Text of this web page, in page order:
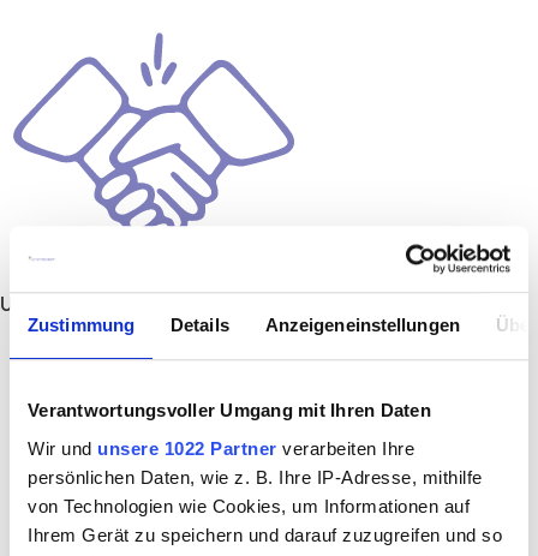
Zustimmung Details Anzeigeneinstellungen
Verantwortungsvoller Umgang mit Ihren Daten
Wir und unsere 1022 Partner verarbeiten Ihre
persönlichen Daten, wie z. B. Ihre IP-Adresse, mithilfe
von Technologien wie Cookies, um Informationen auf
Ihrem Gerät zu speichern und darauf zuzugreifen und so
Unbefristet